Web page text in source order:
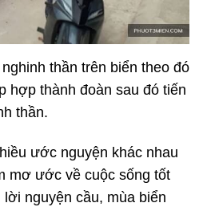
thần trên biển theo đó
hợp thành đoàn sau đó tiến
thần.
ước nguyện khác nhau
mơ ước về cuộc sống tốt
nguyện cầu, mùa biển